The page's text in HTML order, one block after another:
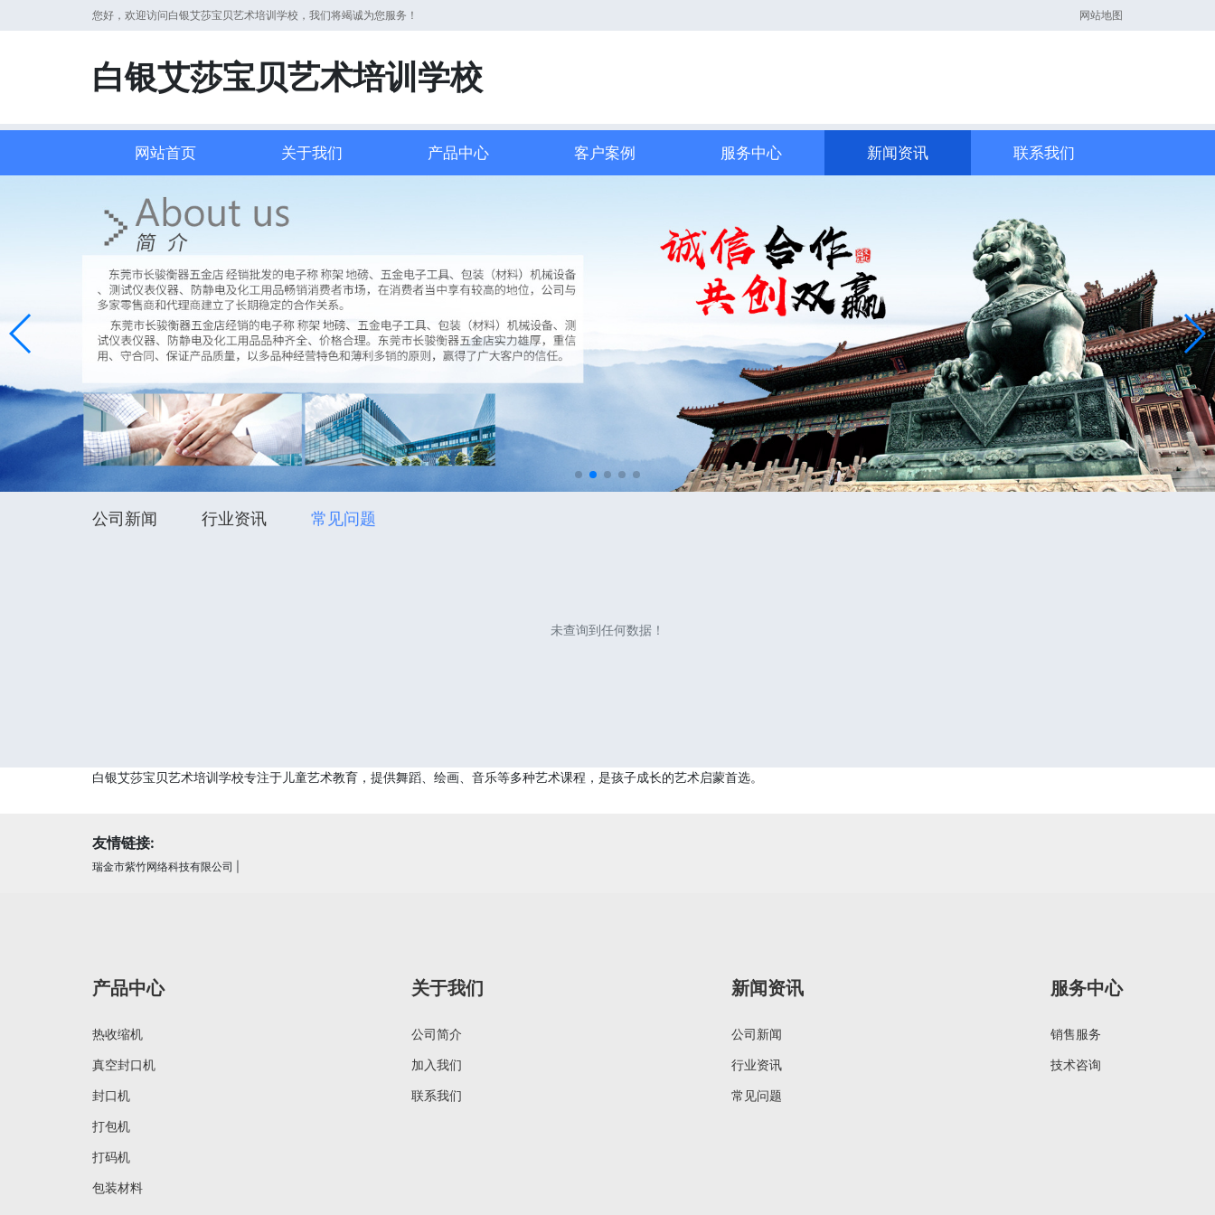
您好，欢迎访问白银艾莎宝贝艺术培训学校，我们将竭诚为您服务！ 网站地图
白银艾莎宝贝艺术培训学校
网站首页 关于我们 产品中心 客户案例 服务中心 新闻资讯 联系我们
公司新闻 行业资讯 常见问题
未查询到任何数据！
白银艾莎宝贝艺术培训学校专注于儿童艺术教育，提供舞蹈、绘画、音乐等多种艺术课程，是孩子成长的艺术启蒙首选。
友情链接:
瑞金市紫竹网络科技有限公司
产品中心
热收缩机
真空封口机
封口机
打包机
打码机
包装材料
关于我们
公司简介
加入我们
联系我们
新闻资讯
公司新闻
行业资讯
常见问题
服务中心
销售服务
技术咨询